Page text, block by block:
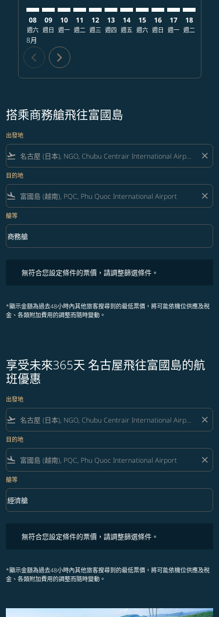
08
週六
8月
09
週日
10
週一
11
週二
12
週三
13
週四
14
週五
15
週六
16
週日
17
週一
18
週二
chevron_left chevron_right
搭乘商務艙飛往富國島
出發地
flight_takeoff close
目的地
flight_land close
艙等
艙等 option 商務艙 Selected
商務艙
keyboard_arrow_down
無符合您設定條件的票價，請調整篩選條件。
*顯示金額為過去48小時內其他旅客搜尋到的最低票價，將可能依機位供應及稅
金、各類附加費用的調整而隨時變動。
享受未來365天 名古屋飛往富國島的航
班優惠
出發地
flight_takeoff close
目的地
flight_land close
艙等
艙等 option 經濟艙 Selected
經濟艙
keyboard_arrow_down
無符合您設定條件的票價，請調整篩選條件。
*顯示金額為過去48小時內其他旅客搜尋到的最低票價，將可能依機位供應及稅
金、各類附加費用的調整而隨時變動。